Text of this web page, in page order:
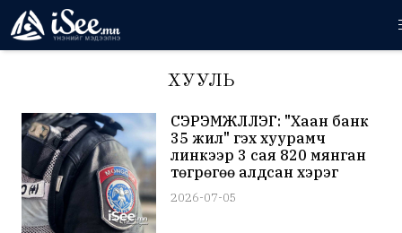
ХУУЛЬ
СЭРЭМЖЛҮҮЛЭГ: "Хаан банк
35 жил" гэх хуурамч
линкээр 3 сая 820 мянган
төгрөгөө алдсан хэрэг
бүртгэгджээ
2026-07-05